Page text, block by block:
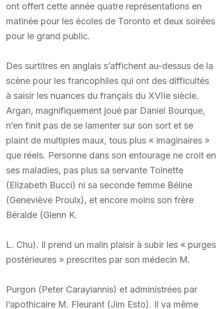
ont offert cette année quatre représentations en
matinée pour les écoles de Toronto et deux soirées
pour le grand public.
Des surtitres en anglais s’affichent au-dessus de la
scène pour les francophiles qui ont des difficultés
à saisir les nuances du français du XVIIe siècle.
Argan, magnifiquement joué par Daniel Bourque,
n’en finit pas de se lamenter sur son sort et se
plaint de multiples maux, tous plus « imaginaires »
que réels. Personne dans son entourage ne croit en
ses maladies, pas plus sa servante Toinette
(Elizabeth Bucci) ni sa seconde femme Béline
(Geneviève Proulx), et encore moins son frère
Béralde (Glenn K.
L. Chu). Il prend un malin plaisir à subir les « purges
postérieures » prescrites par son médecin M.
Purgon (Peter Carayiannis) et administrées par
l’apothicaire M. Fleurant (Jim Esto). Il va même